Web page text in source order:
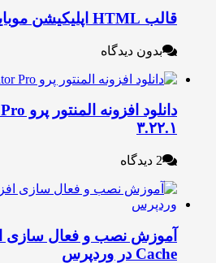
قالب HTML اپلیکیشن موبایل واوا WAVA
بدون دیدگاه
۳.۲۲.۱
2 دیدگاه
Cache در وردپرس